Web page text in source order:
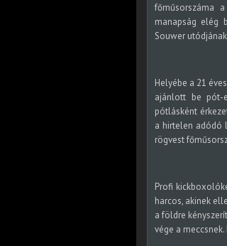
főműsorszáma
manapság elég
Souwer
Helyébe a 21
ajánlott be pót-
pótlásként
a hirtelen adódó
rögvest
Profi
harcos, akinek
a földre
vége a